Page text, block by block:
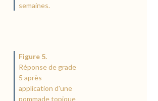
semaines.
Figure 5.
Réponse de grade
5 après
application d'une
pommade topique